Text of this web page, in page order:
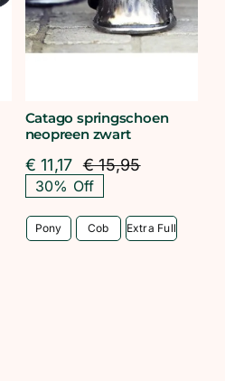
Catago springschoen
neopreen zwart
€15,95
€ 15,95.
€ 11,17
Huidige
€ 11,17.
30% Off
Pony Cob Extra Full